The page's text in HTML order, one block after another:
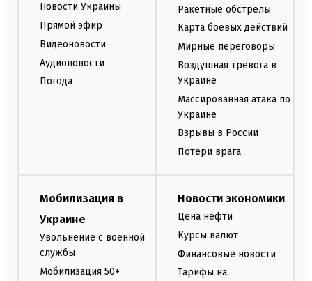
Новости Украины
Прямой эфир
Видеоновости
Аудионовости
Погода
Ракетные обстрелы
Карта боевых действий
Мирные переговоры
Воздушная тревога в
Украине
Массированная атака по
Украине
Взрывы в России
Потери врага
Мобилизация в
Украине
Увольнение с военной
службы
Мобилизация 50+
Новости экономики
Цена нефти
Курсы валют
Финансовые новости
Тарифы на